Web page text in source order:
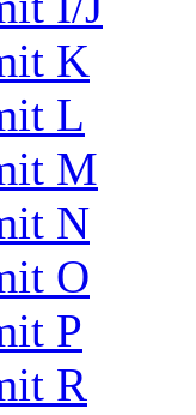
K
L
M
N
O
P
R